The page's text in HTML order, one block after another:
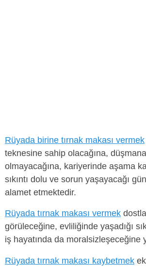
Rüyada birine tırnak makası vermek
teknesine sahip olacağına,
olmayacağına, kariyerinde aşama
sıkıntı dolu ve sorun yaşayacağı
alamet etmektedir.
Rüyada tırnak makası vermek
görüleceğine, evliliğinde yaşadığı
iş hayatında da moralsizleşeceğine
Rüyada tırnak makası kaybetmek